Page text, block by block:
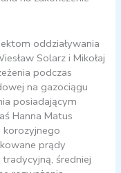
oddziaływania
Solarz i Mikołaj
podczas
na gazociągu
posiadającym
Hanna Matus
korozyjnego
prądy
średniej